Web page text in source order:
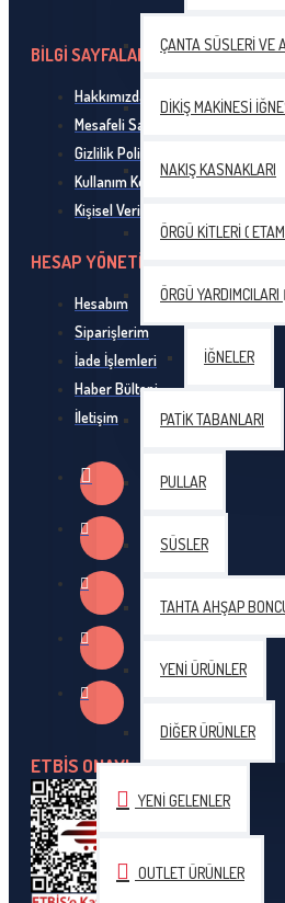
Ören Bayan
5 adet (500) gr Ören Bayan
5 adet (500) gr Ören
5 adet (500) gr Ören Bayan
Gazzal
Gazzal Baby Cotton
Tulip
Tulip Etimo Yün Tığ Siyah
ÇANTA SÜSLERI VE
DIKIŞ MAKINESI
NAKIŞ KASNAKLARI
ÖRGÜ KITLERI (
ÖRGÜ YARDIMCILARI
İĞNELER
PATIK TABANLARI
PULLAR
SÜSLER
TAHTA AHŞAP
YENI ÜRÜNLER
DIĞER ÜRÜNLER
YENI GELENLER
OUTLET ÜRÜNLER
BİLGİ SAYFALARI
Hakkımızda
Mesafeli Satış Sözleşmesi
Gizlilik Politikası
Kullanım Koşulları
Kişisel Verilerin Korunması
HESAP YÖNETİMİ
Hesabım
Siparişlerim
İade İşlemleri
Haber Bülteni
İletişim
ETBİS ONAYI